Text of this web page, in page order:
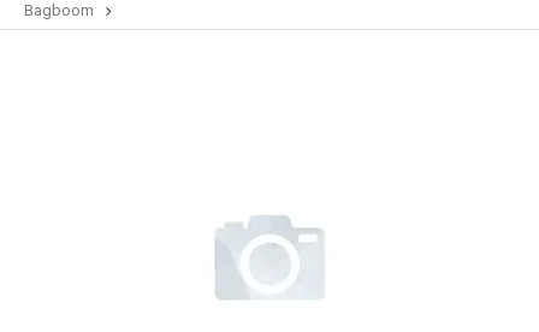
Bagboom